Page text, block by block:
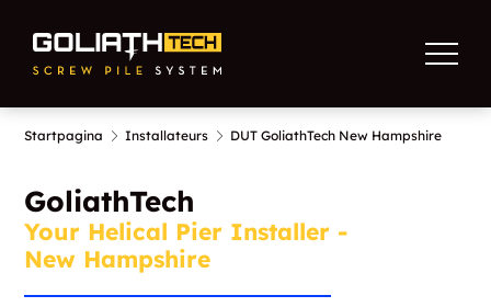
Startpagina Installateurs DUT GoliathTech New Hampshire
GoliathTech
Your Helical Pier Installer -
New Hampshire